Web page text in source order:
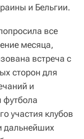
и Бельгии.
все
месяца,
встреча с
сторон для
и
участия клубов
дальнейших